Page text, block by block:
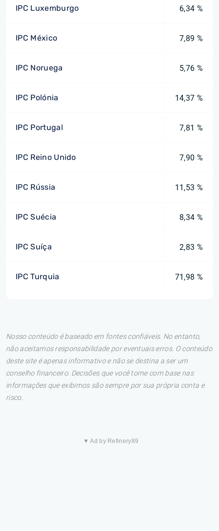
IPC Luxemburgo 6,34 %
IPC México 7,89 %
IPC Noruega 5,76 %
IPC Polónia 14,37 %
IPC Portugal 7,81 %
IPC Reino Unido 7,90 %
IPC Rússia 11,53 %
IPC Suécia 8,34 %
IPC Suíça 2,83 %
IPC Turquia 71,98 %
Nosso conteúdo é baseado em fontes confiáveis. No entanto,
não aceitamos responsabilidade por eventuais erros. O conteúdo
deste site é apenas informativo e não se destina a ser um
conselho financeiro. Decisões que você tome com base nas
informações que exibimos são sempre por sua própria conta e
risco.
▼ Ad by Refinery89